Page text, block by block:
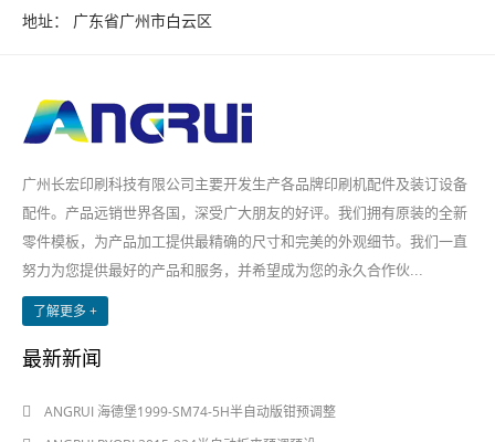
地址： 广东省广州市白云区
广州长宏印刷科技有限公司主要开发生产各品牌印刷机配件及装订设备
配件。产品远销世界各国，深受广大朋友的好评。我们拥有原装的全新
零件模板，为产品加工提供最精确的尺寸和完美的外观细节。我们一直
努力为您提供最好的产品和服务，并希望成为您的永久合作伙...
了解更多 +
最新新闻
ANGRUI 海德堡1999-SM74-5H半自动版钳预调整